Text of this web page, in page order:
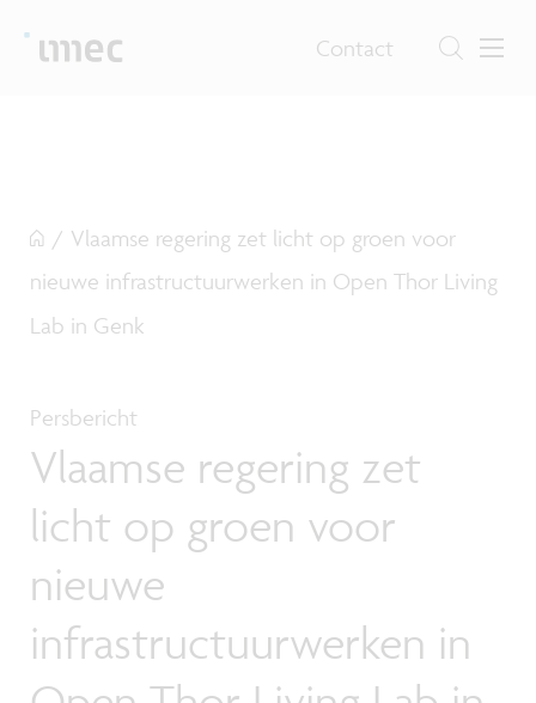
Contact
/ Vlaamse regering zet licht op groen voor
nieuwe infrastructuurwerken in Open Thor Living
Lab in Genk
Persbericht
Vlaamse regering zet
licht op groen voor
nieuwe
infrastructuurwerken in